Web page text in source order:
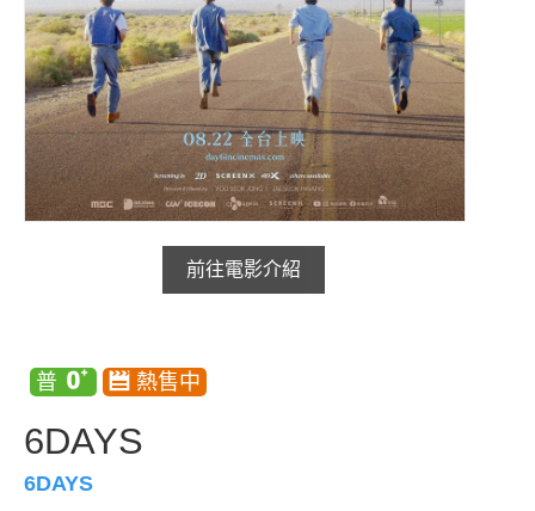
前往電影介紹
6DAYS
6DAYS
影城活動
中獎名單
合作夥伴
商家介紹
加入iShow
會員Q&A